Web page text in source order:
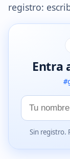
registro:
Entra
Tu
nombre
Sin registro.